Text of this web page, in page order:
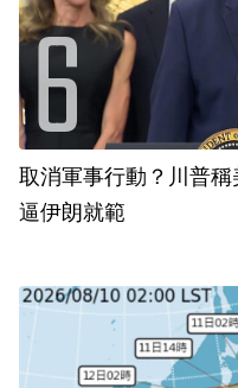
取消軍事行動？川普
逼伊朗就範